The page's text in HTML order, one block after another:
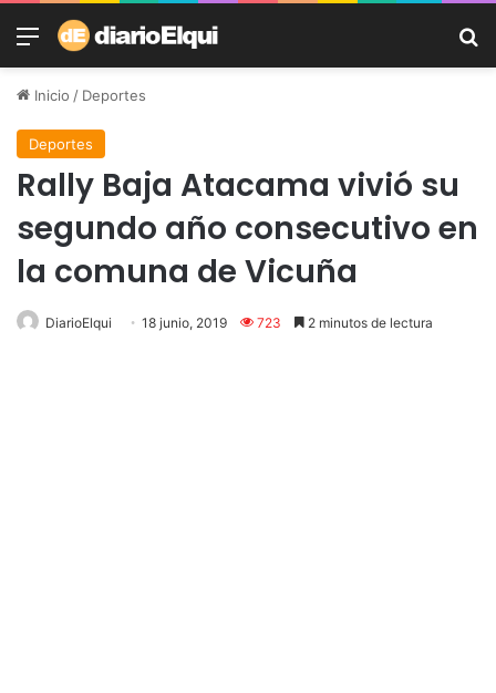
Menú
Inicio / Deportes
Deportes
Rally Baja Atacama vivió su
segundo año consecutivo en
la comuna de Vicuña
DiarioElqui 18 junio, 2019 723 2 minutos de lectura